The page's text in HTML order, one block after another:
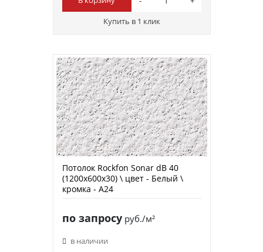
Купить в 1 клик
Потолок Rockfon Sonar dB 40
(1200х600х30) \ цвет - Белый \
кромка - A24
по запросуруб./м²
в наличии